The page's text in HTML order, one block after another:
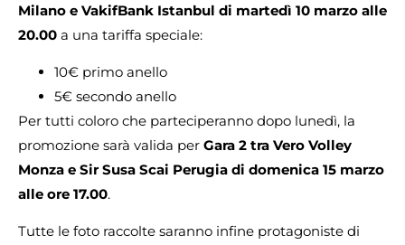
Milano e VakifBank Istanbul di martedì 10 marzo alle
20.00 a una tariffa speciale:
10€ primo anello
5€ secondo anello
Per tutti coloro che parteciperanno dopo lunedì, la
promozione sarà valida per Gara 2 tra Vero Volley
Monza e Sir Susa Scai Perugia di domenica 15 marzo
alle ore 17.00.
Tutte le foto raccolte saranno infine protagoniste di